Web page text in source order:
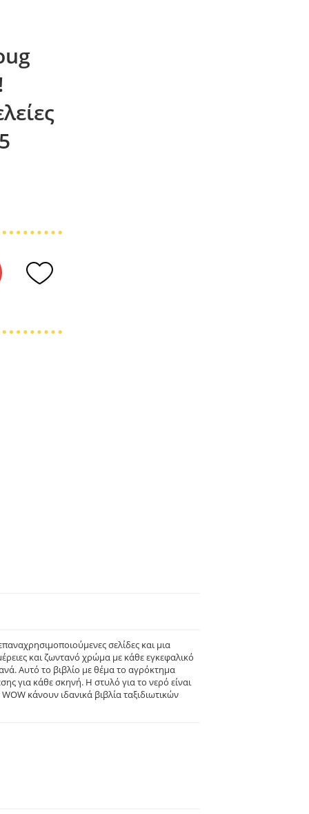
σελίδες και μια
και ζωντανό χρώμα με κάθε εγκεφαλικό
Αυτό το βιβλίο με θέμα το αγρόκτημα
για κάθε σκηνή. Η στυλό για το νερό είναι
κάνουν ιδανικά βιβλία ταξιδιωτικών